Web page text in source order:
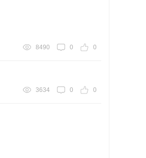
8490 0 0
3634 0 0